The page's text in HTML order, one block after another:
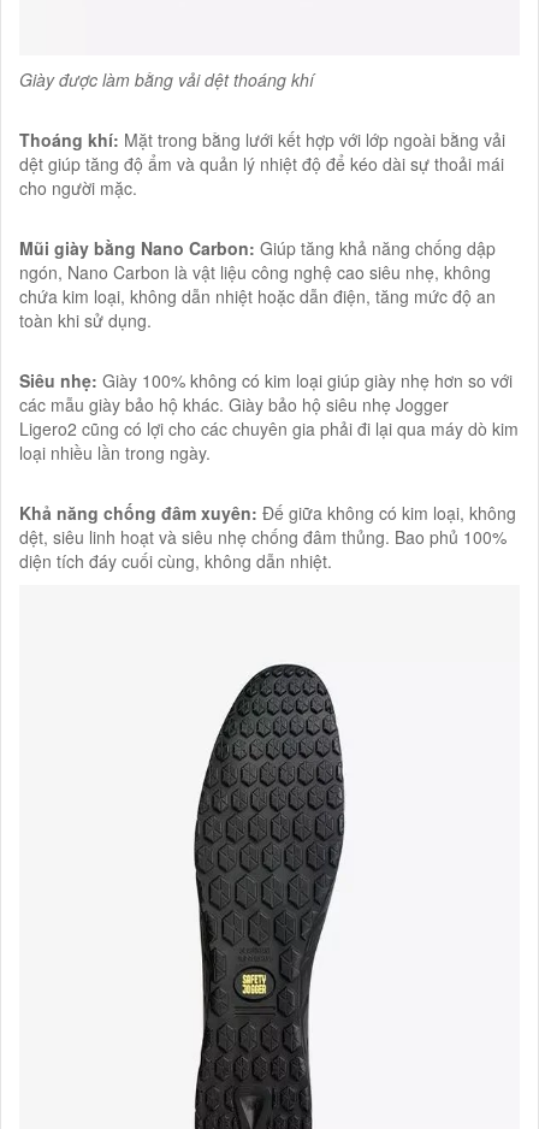
Giày được làm bằng vải dệt thoáng khí
Thoáng khí: Mặt trong bằng lưới kết hợp với lớp ngoài bằng vải
dệt giúp tăng độ ẩm và quản lý nhiệt độ để kéo dài sự thoải mái
cho người mặc.
Mũi giày bằng Nano Carbon: Giúp tăng khả năng chống dập
ngón, Nano Carbon là vật liệu công nghệ cao siêu nhẹ, không
chứa kim loại, không dẫn nhiệt hoặc dẫn điện, tăng mức độ an
toàn khi sử dụng.
Siêu nhẹ: Giày 100% không có kim loại giúp giày nhẹ hơn so với
các mẫu giày bảo hộ khác. Giày bảo hộ siêu nhẹ Jogger
Ligero2 cũng có lợi cho các chuyên gia phải đi lại qua máy dò kim
loại nhiều lần trong ngày.
Khả năng chống đâm xuyên: Đế giữa không có kim loại, không
dệt, siêu linh hoạt và siêu nhẹ chống đâm thủng. Bao phủ 100%
diện tích đáy cuối cùng, không dẫn nhiệt.